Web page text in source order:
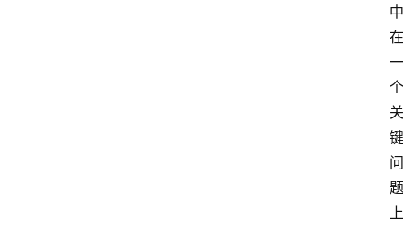
中
在
一
个
关
键
问
题
上